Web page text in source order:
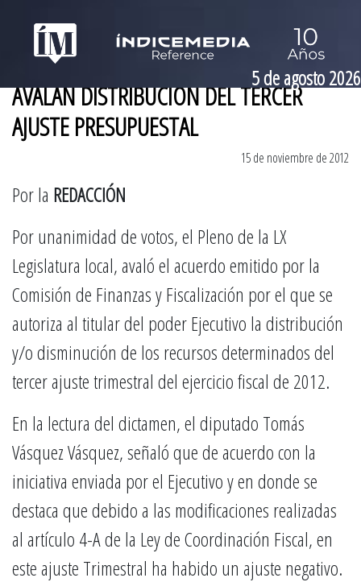
5 de agosto 2026
AVALAN DISTRIBUCIÓN DEL TERCER
AJUSTE PRESUPUESTAL
15 de noviembre de 2012
Por la REDACCIÓN
Por unanimidad de votos, el Pleno de la LX
Legislatura local, avaló el acuerdo emitido por la
Comisión de Finanzas y Fiscalización por el que se
autoriza al titular del poder Ejecutivo la distribución
y/o disminución de los recursos determinados del
tercer ajuste trimestral del ejercicio fiscal de 2012.
En la lectura del dictamen, el diputado Tomás
Vásquez Vásquez, señaló que de acuerdo con la
iniciativa enviada por el Ejecutivo y en donde se
destaca que debido a las modificaciones realizadas
al artículo 4-A de la Ley de Coordinación Fiscal, en
este ajuste Trimestral ha habido un ajuste negativo.